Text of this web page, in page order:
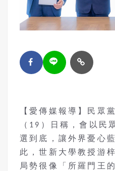
【愛傳媒報導】民眾
（19）日稱，會以民
選到底，讓外界憂心
此，世新大學教授游
局勢很像「所羅門王